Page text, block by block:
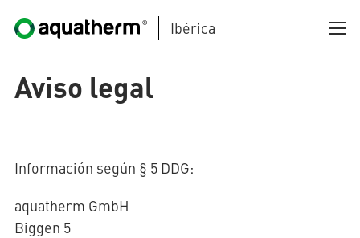
Ibérica
AQUATHERM BLACK
Aviso legal
Información según § 5 DDG:
aquatherm GmbH
Biggen 5